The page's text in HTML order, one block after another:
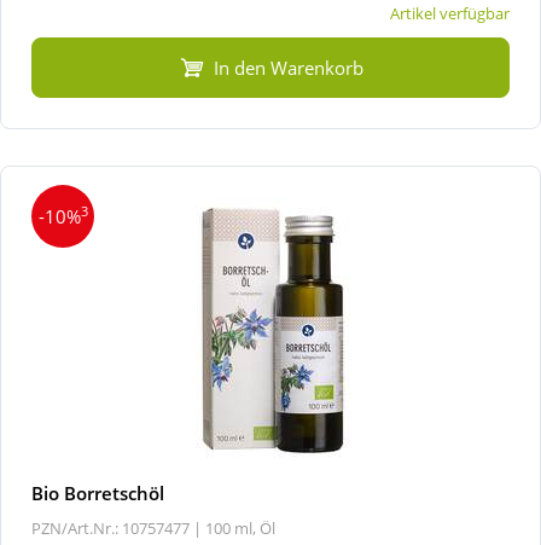
Artikel verfügbar
In den Warenkorb
-10%3
Bio Borretschöl
PZN/Art.Nr.: 10757477 | 100 ml, Öl